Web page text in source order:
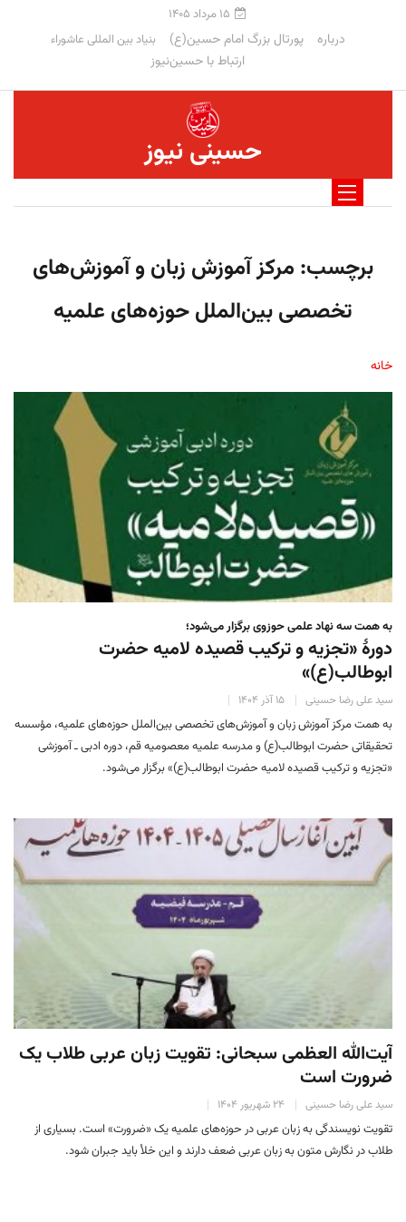
۱۵ مرداد ۱۴۰۵
درباره پورتال بزرگ امام حسین(ع) بنیاد بین المللی عاشوراء
ارتباط با حسین‌نیوز
حسینی نیوز
برچسب: مرکز آموزش زبان و آموزش‌های
تخصصی بین‌الملل حوزه‌های علمیه
خانه
به همت سه نهاد علمی حوزوی برگزار می‌شود؛
دورهٔ «تجزیه و ترکیب قصیده لامیه حضرت
ابوطالب(ع)»
سید علی رضا حسینی ۱۵ آذر ۱۴۰۴
به همت مرکز آموزش زبان و آموزش‌های تخصصی بین‌الملل حوزه‌های علمیه، مؤسسه
تحقیقاتی حضرت ابوطالب(ع) و مدرسه علمیه معصومیه قم، دوره ادبی ـ آموزشی
«تجزیه و ترکیب قصیده لامیه حضرت ابوطالب(ع)» برگزار می‌شود.
آیت‌الله العظمی سبحانی: تقویت زبان عربی طلاب یک
ضرورت است
سید علی رضا حسینی ۲۴ شهریور ۱۴۰۴
تقویت نویسندگی به زبان عربی در حوزه‌های علمیه یک «ضرورت» است. بسیاری از
طلاب در نگارش متون به زبان عربی ضعف دارند و این خلأ باید جبران شود.